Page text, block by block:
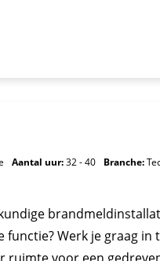
Aantal uur:32 - 40 Branche:
Werk je graag in